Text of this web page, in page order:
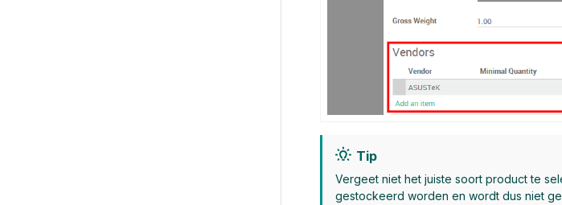
Tip
Vergeet niet het juiste soort product te
gestockeerd worden en wordt dus niet